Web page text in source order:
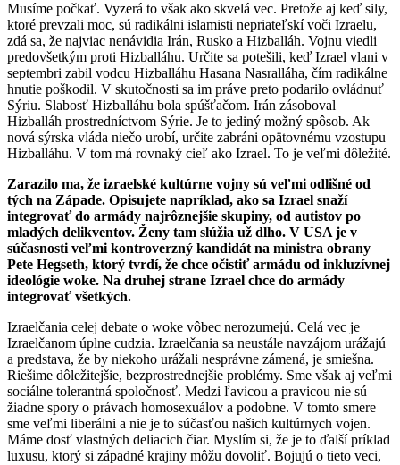
Musíme počkať. Vyzerá to však ako skvelá vec. Pretože aj keď sily,
ktoré prevzali moc, sú radikálni islamisti nepriateľskí voči Izraelu,
zdá sa, že najviac nenávidia Irán, Rusko a Hizballáh. Vojnu viedli
predovšetkým proti Hizballáhu. Určite sa potešili, keď Izrael vlani v
septembri zabil vodcu Hizballáhu Hasana Nasralláha, čím radikálne
hnutie poškodil. V skutočnosti sa im práve preto podarilo ovládnuť
Sýriu. Slabosť Hizballáhu bola spúšťačom. Irán zásoboval
Hizballáh prostredníctvom Sýrie. Je to jediný možný spôsob. Ak
nová sýrska vláda niečo urobí, určite zabráni opätovnému vzostupu
Hizballáhu. V tom má rovnaký cieľ ako Izrael. To je veľmi dôležité.
Zarazilo ma, že izraelské kultúrne vojny sú veľmi odlišné od
tých na Západe. Opisujete napríklad, ako sa Izrael snaží
integrovať do armády najrôznejšie skupiny, od autistov po
mladých delikventov. Ženy tam slúžia už dlho. V USA je v
súčasnosti veľmi kontroverzný kandidát na ministra obrany
Pete Hegseth, ktorý tvrdí, že chce očistiť armádu od inkluzívnej
ideológie woke. Na druhej strane Izrael chce do armády
integrovať všetkých.
Izraelčania celej debate o woke vôbec nerozumejú. Celá vec je
Izraelčanom úplne cudzia. Izraelčania sa neustále navzájom urážajú
a predstava, že by niekoho urážali nesprávne zámená, je smiešna.
Riešime dôležitejšie, bezprostrednejšie problémy. Sme však aj veľmi
sociálne tolerantná spoločnosť. Medzi ľavicou a pravicou nie sú
žiadne spory o právach homosexuálov a podobne. V tomto smere
sme veľmi liberálni a nie je to súčasťou našich kultúrnych vojen.
Máme dosť vlastných deliacich čiar. Myslím si, že je to ďalší príklad
luxusu, ktorý si západné krajiny môžu dovoliť. Bojujú o tieto veci,